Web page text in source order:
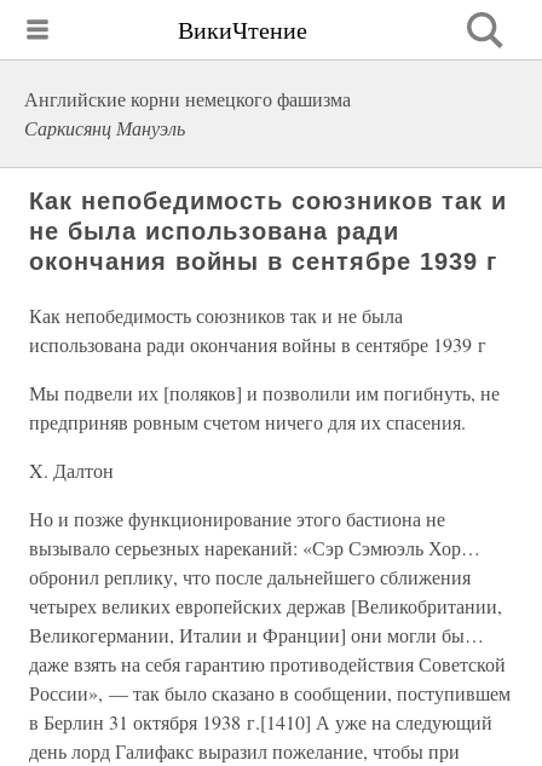
ВикиЧтение
Английские корни немецкого фашизма
Саркисянц Мануэль
Как непобедимость союзников так и
не была использована ради
окончания войны в сентябре 1939 г
Как непобедимость союзников так и не была
использована ради окончания войны в сентябре 1939 г
Мы подвели их [поляков] и позволили им погибнуть, не
предприняв ровным счетом ничего для их спасения.
X. Далтон
Но и позже функционирование этого бастиона не
вызывало серьезных нареканий: «Сэр Сэмюэль Хор…
обронил реплику, что после дальнейшего сближения
четырех великих европейских держав [Великобритании,
Великогермании, Италии и Франции] они могли бы…
даже взять на себя гарантию противодействия Советской
России», — так было сказано в сообщении, поступившем
в Берлин 31 октября 1938 г.[1410] А уже на следующий
день лорд Галифакс выразил пожелание, чтобы при